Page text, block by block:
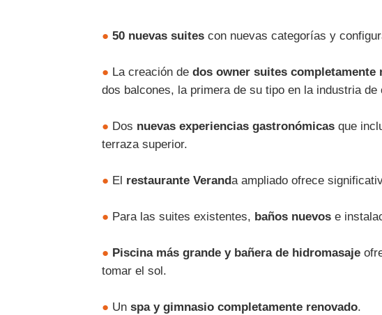
●50 nuevas suites con nuevas categorías y
● La creación dedos owner suites completamente
dos balcones, la primera de su tipo en la industria de
● Dos nuevas experiencias gastronómicas que
terraza superior.
● El restaurante Veranda ampliado ofrece
● Para las suites existentes, baños nuevos e
● Piscina más grande y bañera de hidromasaje
tomar el sol.
● Unspa y gimnasio completamente renovado.